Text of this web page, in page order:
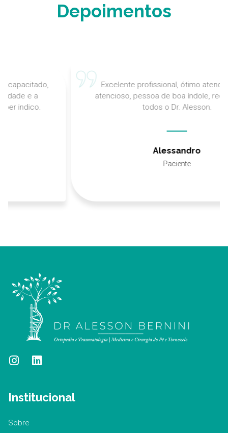
Depoimentos
Excelente profissional, ótimo atendimento e
atencioso, pessoa de boa índole, recomendo a
todos o Dr. Alesson.
Alessandro
Institucional
Sobre